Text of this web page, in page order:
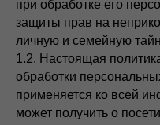
при обработке его
защиты прав на
личную и семейную
1.2. Настоящая
обработки
применяется ко всей
может получить о